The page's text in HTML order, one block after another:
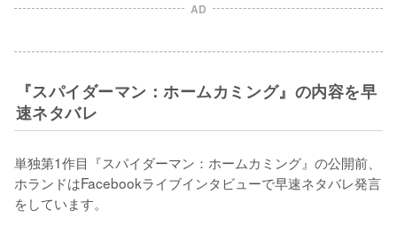
AD
『スパイダーマン：ホームカミング』の内容を早
速ネタバレ
単独第1作目『スパイダーマン：ホームカミング』の公開前、
ホランドはFacebookライブインタビューで早速ネタバレ発言
をしています。